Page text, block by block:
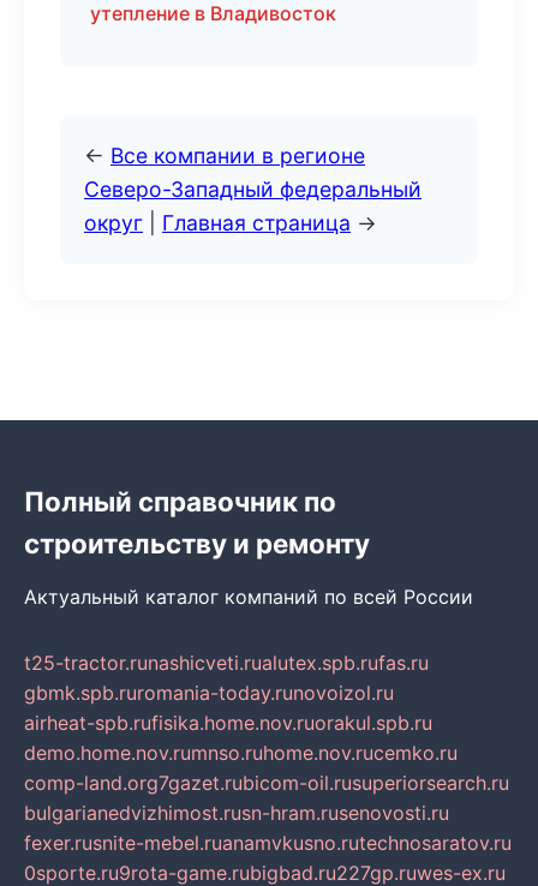
утепление в Владивосток
← Все компании в регионе
Северо-Западный федеральный
округ
Главная страница →
Полный справочник по
строительству и ремонту
Актуальный каталог компаний по всей России
t25-tractor.runashicveti.rualutex.spb.rufas.ru
gbmk.spb.ruromania-today.runovoizol.ru
airheat-spb.rufisika.home.nov.ruorakul.spb.ru
demo.home.nov.rumnso.ruhome.nov.rucemko.ru
comp-land.org7gazet.rubicom-oil.rusuperiorsearch.ru
bulgarianedvizhimost.rusn-hram.rusenovosti.ru
fexer.rusnite-mebel.ruanamvkusno.rutechnosaratov.ru
0sporte.ru9rota-game.rubigbad.ru227gp.ruwes-ex.ru